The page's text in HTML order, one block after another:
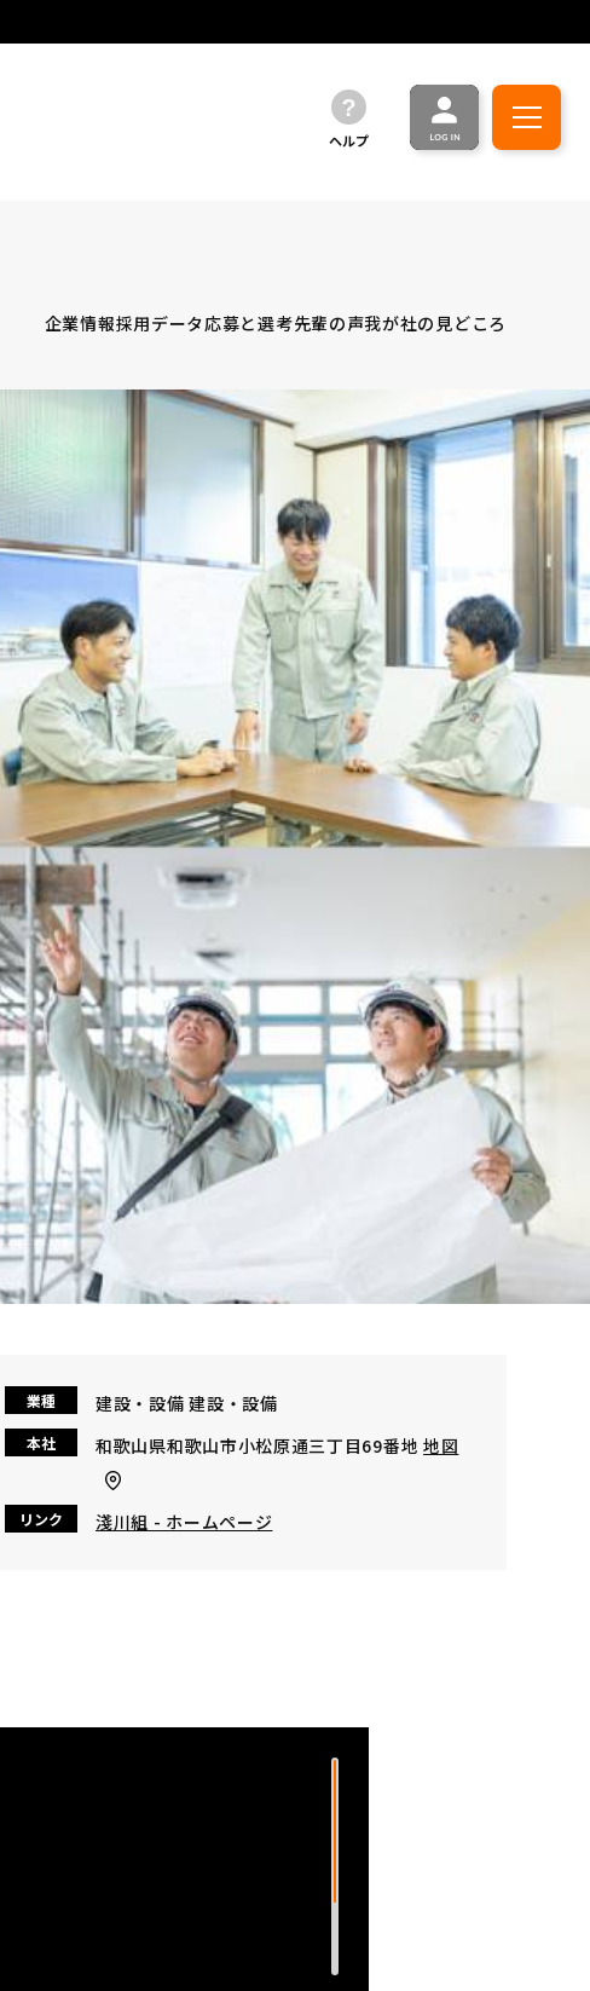
ヘルプ
企業情報採用データ応募と選考先輩の声我が社の見どころ
業種 建設・設備 建設・設備
本社 和歌山県和歌山市小松原通三丁目69番地 地図
リンク 淺川組 - ホームページ